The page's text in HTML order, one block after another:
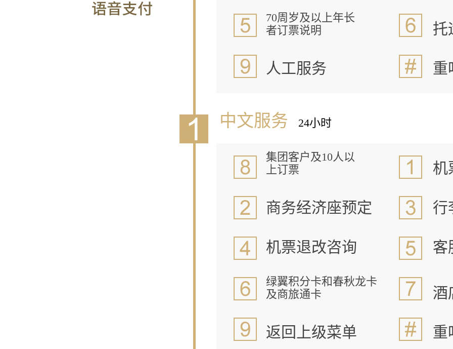
70周岁及以上年长
者订票说明
托
人工服务 重
中文服务 24小时
集团客户及10人以
上订票
机
商务经济座预定 行
机票退改咨询 客
绿翼积分卡和春秋龙卡
及商旅通卡
酒
返回上级菜单 重